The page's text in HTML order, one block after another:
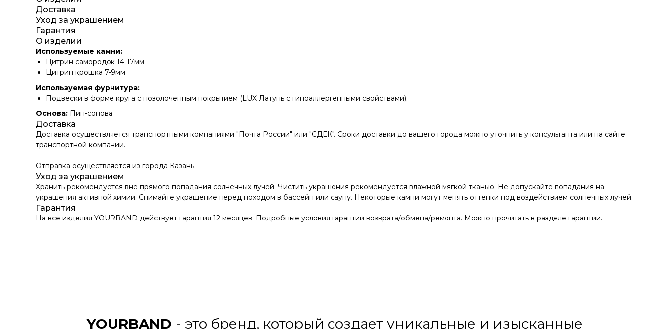
Доставка
Уход за украшением
Гарантия
О изделии
Используемые камни:
Цитрин самородок 14-17мм
Цитрин крошка 7-9мм
Используемая фурнитура:
Подвески в форме круга с позолоченным покрытием (LUX Латунь с гипоаллергенными свойствами);
Основа: Пин-сонова
Доставка
Доставка осуществляется транспортными компаниями "Почта России" или "СДЕК". Сроки доставки до вашего города можно уточнить у консультанта или на сайте
транспортной компании.
Отправка осуществляется из города Казань.
Уход за украшением
Хранить рекомендуется вне прямого попадания солнечных лучей. Чистить украшения рекомендуется влажной мягкой тканью. Не допускайте попадания на
украшения активной химии. Снимайте украшение перед походом в бассейн или сауну. Некоторые камни могут менять оттенки под воздействием солнечных лучей.
Гарантия
На все изделия YOURBAND действует гарантия 12 месяцев. Подробные условия гарантии возврата/обмена/ремонта. Можно прочитать в разделе гарантии.
YOURBAND - это бренд, который создает уникальные и изысканные